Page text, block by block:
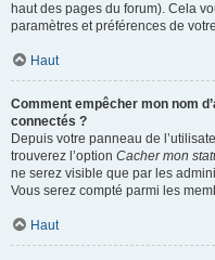
haut des pages du forum). Cela
paramètres et préférences de
Haut
Comment empêcher mon nom
connectés ?
Depuis votre panneau de
trouverez l’option Cacher mon
ne serez visible que par les
Vous serez compté parmi les
Haut